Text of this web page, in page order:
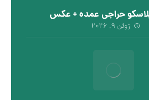
حراجی عمده + عکس
ژوئن ۹, ۲۰۲۶